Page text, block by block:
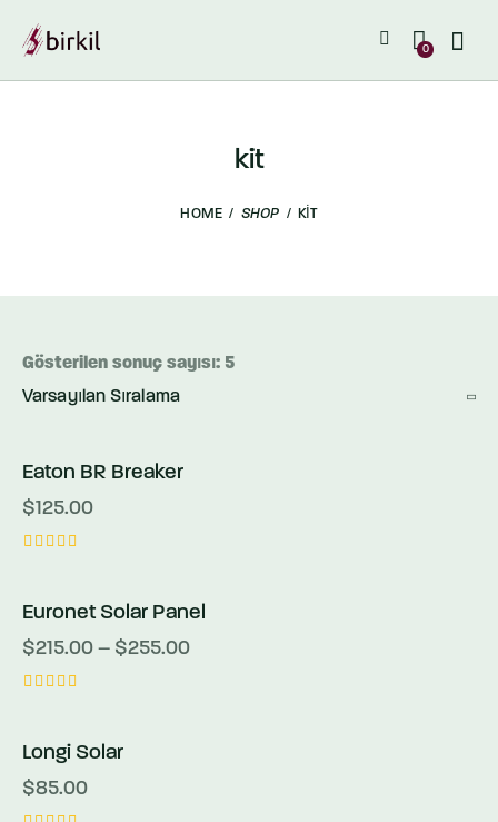
0
kit
HOME SHOP KIT
Gösterilen sonuç sayısı: 5
OUT OF STOCK
Eaton BR Breaker
$125.00
5.00
oy aldı
Euronet Solar Panel
$215.00 – $255.00
5.00
oy aldıOUT OF STOCK
Longi Solar
$85.00